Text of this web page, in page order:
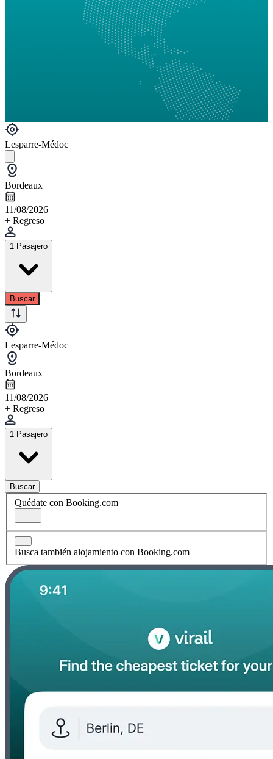
Lesparre-Médoc
Bordeaux
11/08/2026
+ Regreso
1 Pasajero
Buscar
Lesparre-Médoc
Bordeaux
11/08/2026
+ Regreso
1 Pasajero
Buscar
Quédate con Booking.com
Busca también alojamiento con Booking.com